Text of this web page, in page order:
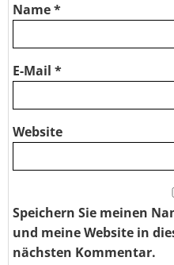
Name*
E-Mail *
Website
Speichern Sie meinen
und meine Website in
nächsten Kommentar.